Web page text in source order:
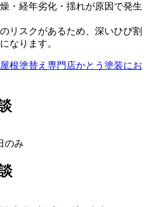
・経年劣化・揺れが原因で発生
リスクがあるため、深いひび割
なります。
のみ